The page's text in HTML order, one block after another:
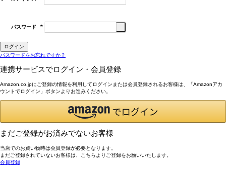
(必
パスワード
ログイン
パスワードをお忘れですか？
連携サービスでログイン・会員登録
Amazon.co.jpにご登録の情報を利用してログインまたは会員登録されるお客様は、「Amazonアカ
ウントでログイン」ボタンよりお進みください。
まだご登録がお済みでないお客様
当店でのお買い物時は会員登録が必要となります。
まだご登録されていないお客様は、こちらよりご登録をお願いいたします。
会員登録